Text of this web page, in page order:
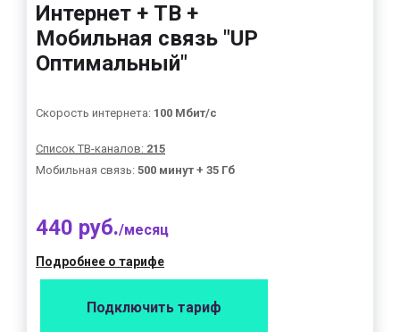
Интернет + ТВ +
Мобильная связь "UP
Оптимальный"
Скорость интернета: 100 Мбит/с
Список ТВ-каналов: 215
Мобильная связь: 500 минут + 35 Гб
440 руб./месяц
Подробнее о тарифе
Подключить тариф